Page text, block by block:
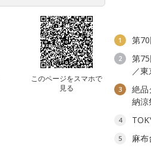
このページをスマホで
見る
1 第
2
第
／
3
絶品
納涼
4
5
麻